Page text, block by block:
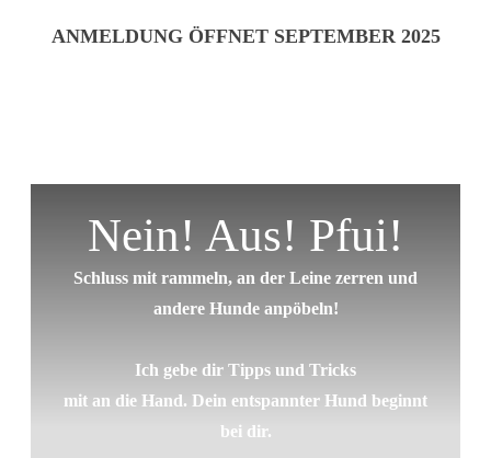
ANMELDUNG ÖFFNET SEPTEMBER 2025
Nein! Aus! Pfui!
Schluss mit rammeln, an der Leine zerren und
andere Hunde anpöbeln!
Ich gebe dir Tipps und Tricks
mit an die Hand. Dein entspannter Hund beginnt
bei dir.